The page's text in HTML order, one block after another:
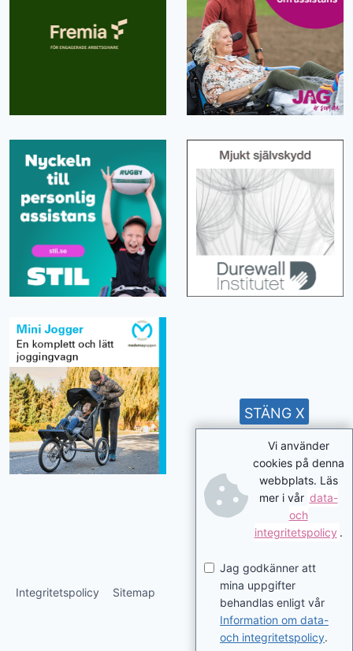
Integritetspolicy Sitemap
Vi använder
cookies på denna
webbplats. Läs
mer i vår data-
och
integritetspolicy .
Jag godkänner att
mina uppgifter
behandlas enligt vår
Information om data-
och integritetspolicy.
STÄNG X